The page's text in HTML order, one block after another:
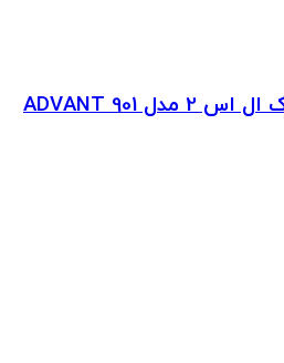
کلاه کاسکت فول متحرک ال اس 2 مدل 901 ADVANT